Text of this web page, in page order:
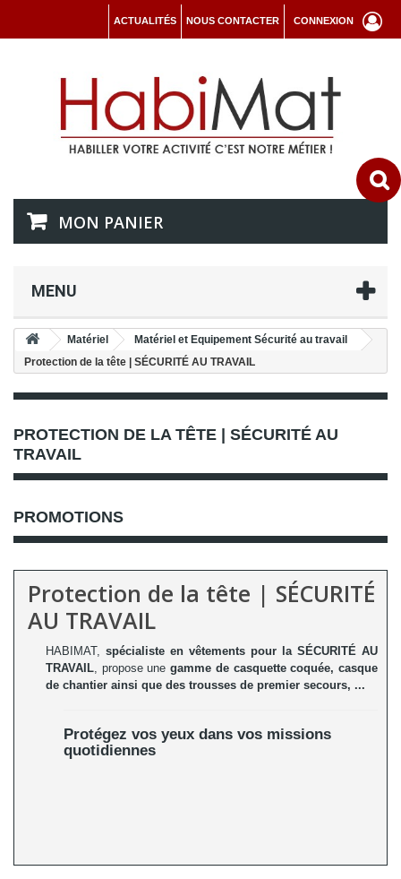
CONNEXION
NOUS CONTACTER
ACTUALITÉS
MON PANIER
MENU
Matériel
Matériel et Equipement Sécurité au travail
Protection de la tête | SÉCURITÉ AU TRAVAIL
PROTECTION DE LA TÊTE | SÉCURITÉ AU
TRAVAIL
PROMOTIONS
Protection de la tête | SÉCURITÉ
AU TRAVAIL
HABIMAT, spécialiste en vêtements pour la SÉCURITÉ AU
TRAVAIL, proposeunegamme de casquette coquée, casque
de chantier ainsi que des trousses de premier secours, ...
Protégez vos yeux dans vos missions
quotidiennes